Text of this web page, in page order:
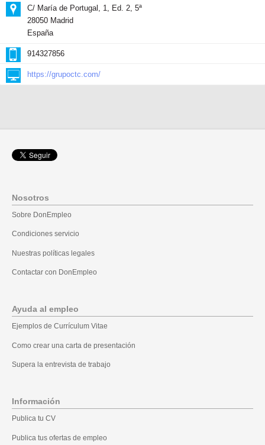
C/ María de Portugal, 1, Ed. 2, 5ª
28050 Madrid
España
914327856
https://grupoctc.com/
Nosotros
Sobre DonEmpleo
Condiciones servicio
Nuestras políticas legales
Contactar con DonEmpleo
Ayuda al empleo
Ejemplos de Currículum Vitae
Como crear una carta de presentación
Supera la entrevista de trabajo
Información
Publica tu CV
Publica tus ofertas de empleo